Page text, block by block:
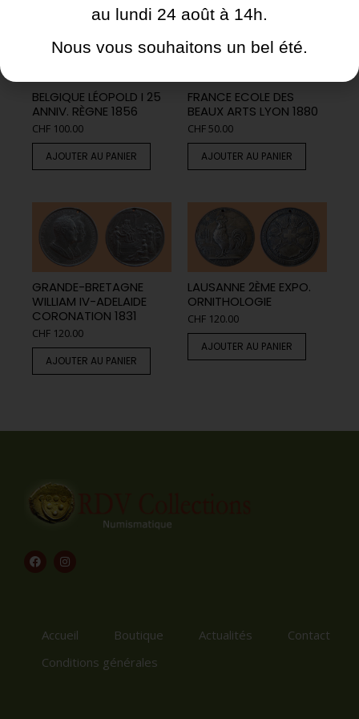
BELGIQUE LÉOPOLD I 25
ANNIV. RÈGNE 1856
CHF 100.00
AJOUTER AU PANIER
FRANCE ECOLE DES
BEAUX ARTS LYON 1880
CHF 50.00
AJOUTER AU PANIER
GRANDE-BRETAGNE
WILLIAM IV-ADELAIDE
CORONATION 1831
CHF 120.00
AJOUTER AU PANIER
LAUSANNE 2ÈME EXPO.
ORNITHOLOGIE
CHF 120.00
AJOUTER AU PANIER
Accueil Boutique Actualités
Contact
Conditions générales
au lundi 24 août à 14h.
Nous vous souhaitons un bel été.